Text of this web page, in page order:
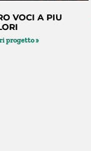
VOCI A PIU
progetto »